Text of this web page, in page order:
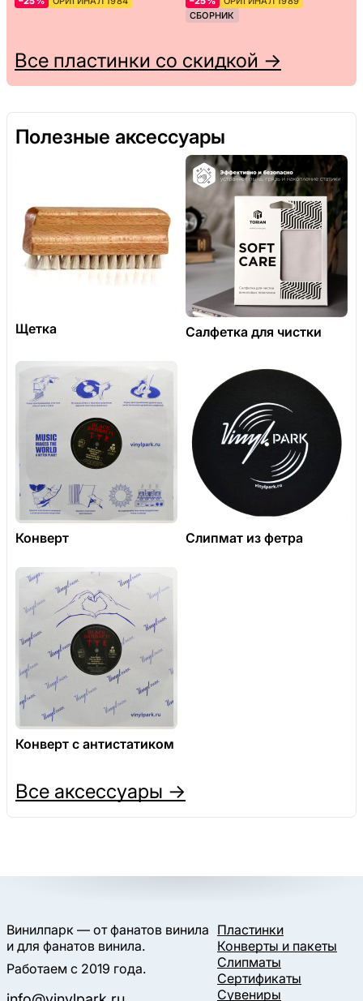
СБОРНИК
Все пластинки со скидкой →
Полезные аксессуары
Щетка Салфетка для чистки
Конверт Слипмат из фетра
Конверт с антистатиком
Все аксессуары →
Винилпарк — от фанатов винила
и для фанатов винила.
Работаем с 2019 года.
Пластинки
Конверты и пакеты
Слипматы
Сертификаты
Сувениры